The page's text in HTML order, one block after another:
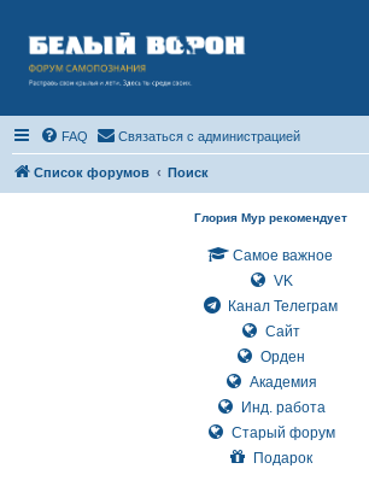
FAQ Связаться с администрацией
Список форумов Поиск
Глория Мур рекомендует
Самое важное
VK
Канал Телеграм
Сайт
Орден
Академия
Инд. работа
Старый форум
Подарок